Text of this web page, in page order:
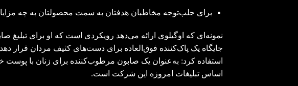
برای جلب‌توجه مخاطبان هدفتان به سمت محصولتان به چه
جایگاه یک پاک‌کننده فوق‌العاده برای دست‌های کثیف مردان قرار
استفاده کرد: به‌عنوان یک صابون مرطوب‌کننده برای زنان با
اساس تبلیغات امروزه‌ این شرکت است.